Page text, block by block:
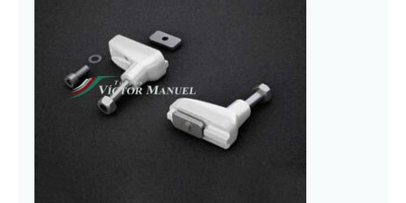
Toldos